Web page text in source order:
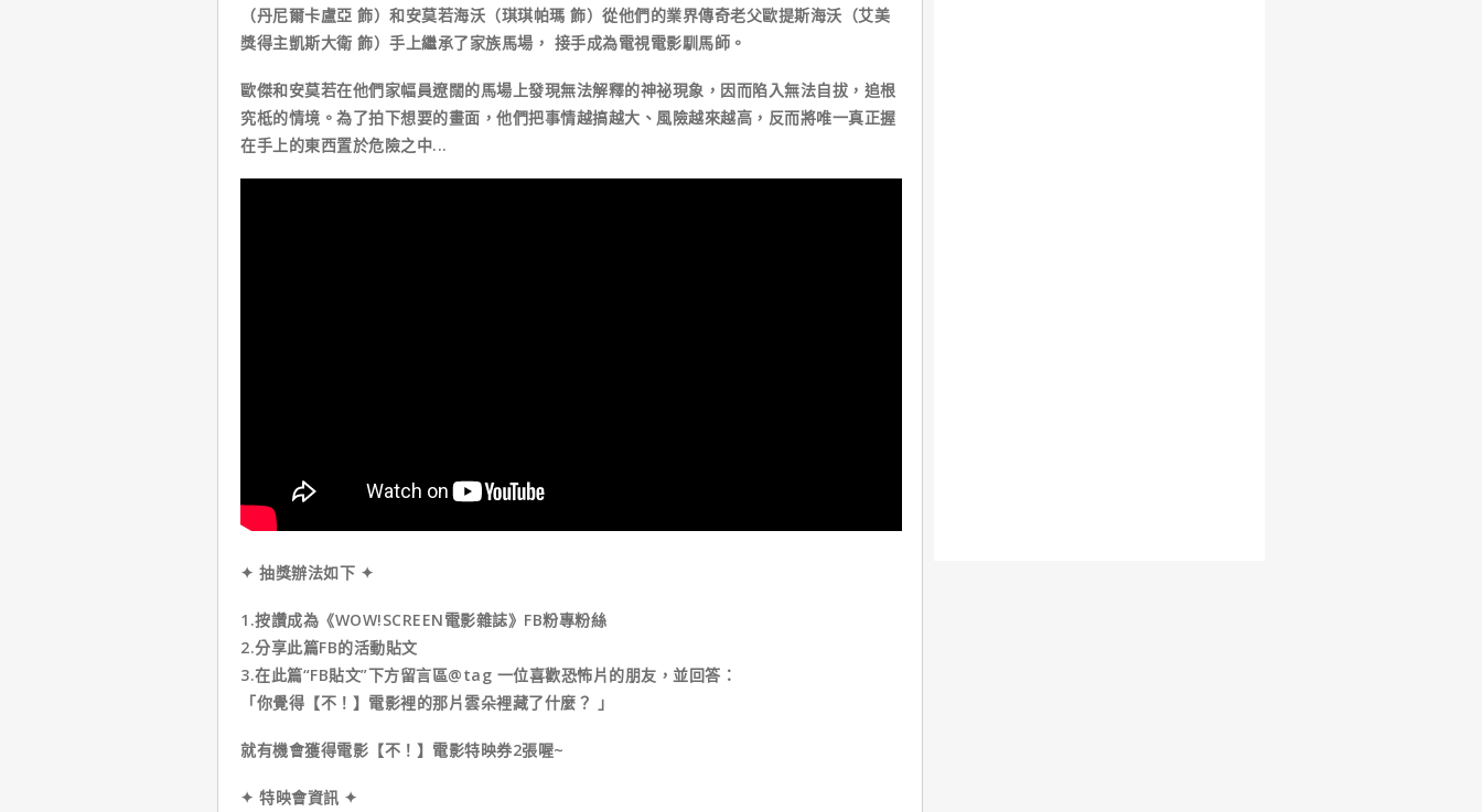
（丹尼爾卡盧亞 飾）和安莫若海沃（琪琪帕瑪 飾）從他們的業界傳奇老父歐提斯海沃（艾美
獎得主凱斯大衛 飾）手上繼承了家族馬場， 接手成為電視電影馴馬師。
歐傑和安莫若在他們家幅員遼闊的馬場上發現無法解釋的神祕現象，因而陷入無法自拔，追根
究柢的情境。為了拍下想要的畫面，他們把事情越搞越大、風險越來越高，反而將唯一真正握
在手上的東西置於危險之中...
✦ 抽獎辦法如下 ✦⁣ ​ ​ ​ ​
1.按讚成為《WOW!SCREEN電影雜誌》FB粉專粉絲
2.​分享此篇FB的活動貼文
3.在此篇“FB貼文”下方留言區@tag 一位喜歡恐怖片的朋友，並回答：
「你覺得【不！】電影裡的那片雲朵裡藏了什麼？ 」 ​ ​ ​ ​
就有機會獲得電影【不！】電影特映券2張喔~
✦ 特映會資訊 ✦